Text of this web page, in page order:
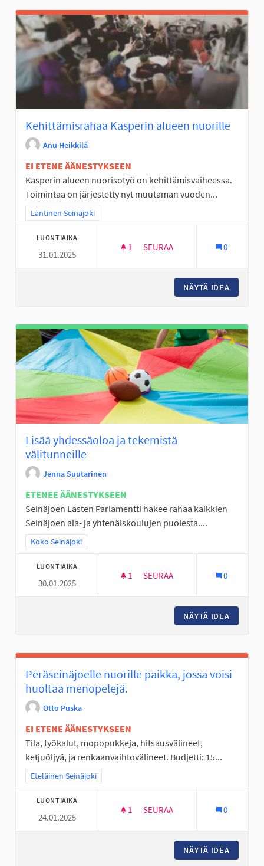
Kehittämisrahaa Kasperin alueen nuorille
Anu Heikkilä
EI ETENE ÄÄNESTYKSEEN
Kasperin alueen nuorisotyö on kehittämisvaiheessa.
Toimintaa on järjestetty nyt muutaman vuoden...
Rajaa tulokset teeman mukaan: Läntinen Seinäjoki
Läntinen Seinäjoki
LUONTIAIKA
31.01.2025
1 1 SEURAAJA
SEURAA 0
NÄYTÄ IDEA
Lisää yhdessäoloa ja tekemistä
välitunneille
Jenna Suutarinen
ETENEE ÄÄNESTYKSEEN
Seinäjoen Lasten Parlamentti hakee rahaa kaikkien
Seinäjoen ala- ja yhtenäiskoulujen puolesta....
Rajaa tulokset teeman mukaan: Koko Seinäjoki
Koko Seinäjoki
LUONTIAIKA
30.01.2025
1 1 SEURAAJA
SEURAA 0
NÄYTÄ IDEA
Peräseinäjoelle nuorille paikka, jossa voisi
huoltaa menopelejä.
Otto Puska
EI ETENE ÄÄNESTYKSEEN
Tila, työkalut, mopopukkeja, hitsausvälineet,
ketjuöljyä, ja renkaanvaihtovälineet. Budjetti: 15...
Rajaa tulokset teeman mukaan: Eteläinen Seinäjoki
Eteläinen Seinäjoki
LUONTIAIKA
24.01.2025
1 1 SEURAAJA
SEURAA 0
NÄYTÄ IDEA